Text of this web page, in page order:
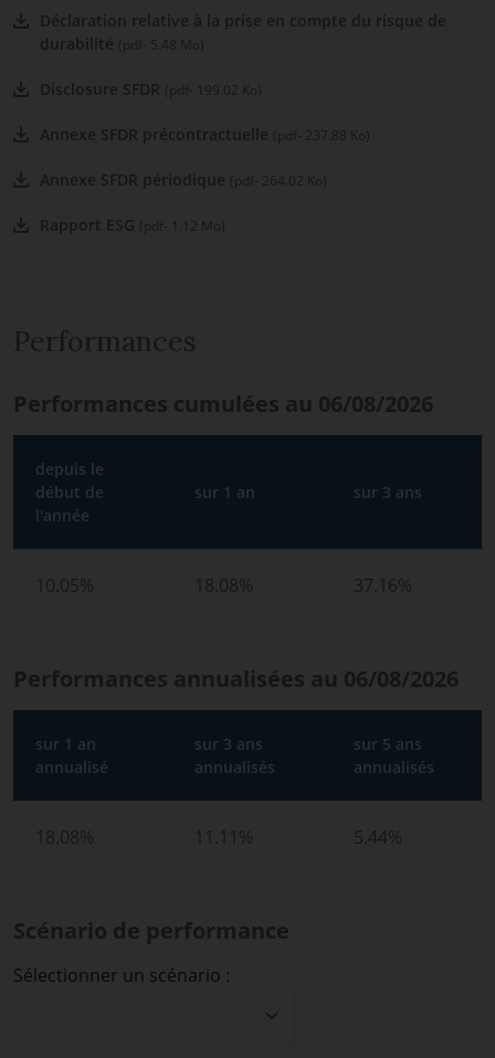
Déclaration relative à la prise en compte du risque de
durabilité (pdf- 5.48 Mo)
Disclosure SFDR (pdf- 199.02 Ko)
Annexe SFDR précontractuelle (pdf- 237.88 Ko)
Annexe SFDR périodique (pdf- 264.02 Ko)
Rapport ESG (pdf- 1.12 Mo)
Performances
Performances cumulées au 06/08/2026
depuis le
début de
l'année
sur 1 an sur 3 ans
10.05% 18.08% 37.16%
Performances annualisées au 06/08/2026
sur 1 an
annualisé
sur 3 ans
annualisés
sur 5 ans
annualisés
18.08% 11.11% 5.44%
Scénario de performance
Sélectionner un scénario :